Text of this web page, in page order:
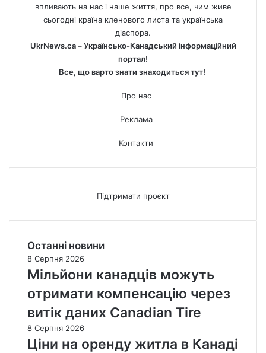
впливають на нас і наше життя, про все, чим живе
сьогодні країна кленового листа та українська
діаспора.
UkrNews.ca – Українсько-Канадський інформаційний
портал!
Все, що варто знати знаходиться тут!
Про нас
Реклама
Контакти
Підтримати проєкт
Останні новини
8 Серпня 2026
Мільйони канадців можуть
отримати компенсацію через
витік даних Canadian Tire
8 Серпня 2026
Ціни на оренду житла в Канаді